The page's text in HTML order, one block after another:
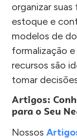
organizar suas
estoque e
modelos de
formalização
recursos são
tomar
Artigos:
para o Seu
Nossos